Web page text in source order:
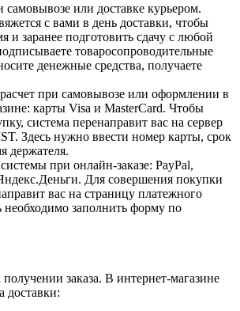
или доставке курьером.
с вами в день доставки, чтобы
и заранее подготовить сдачу с любой
товаросопроводительные
денежные средства, получаете
при самовывозе или оформлении в
карты Visa и MasterCard. Чтобы
система перенаправит вас на сервер
Здесь нужно ввести номер карты, срок
держателя.
при онлайн-заказе: PayPal,
Для совершения покупки
вас на страницу платежного
необходимо заполнить форму по
заказа. В интернет-магазине
доставки: